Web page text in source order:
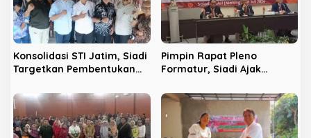
p
o
s
Konsolidasi STI Jatim, Siadi
Targetkan Pembentukan
Kecamatan
Pimpin Rapat Pleno
Formatur, Siadi Ajak
Demi Kemajuan STI Jatim